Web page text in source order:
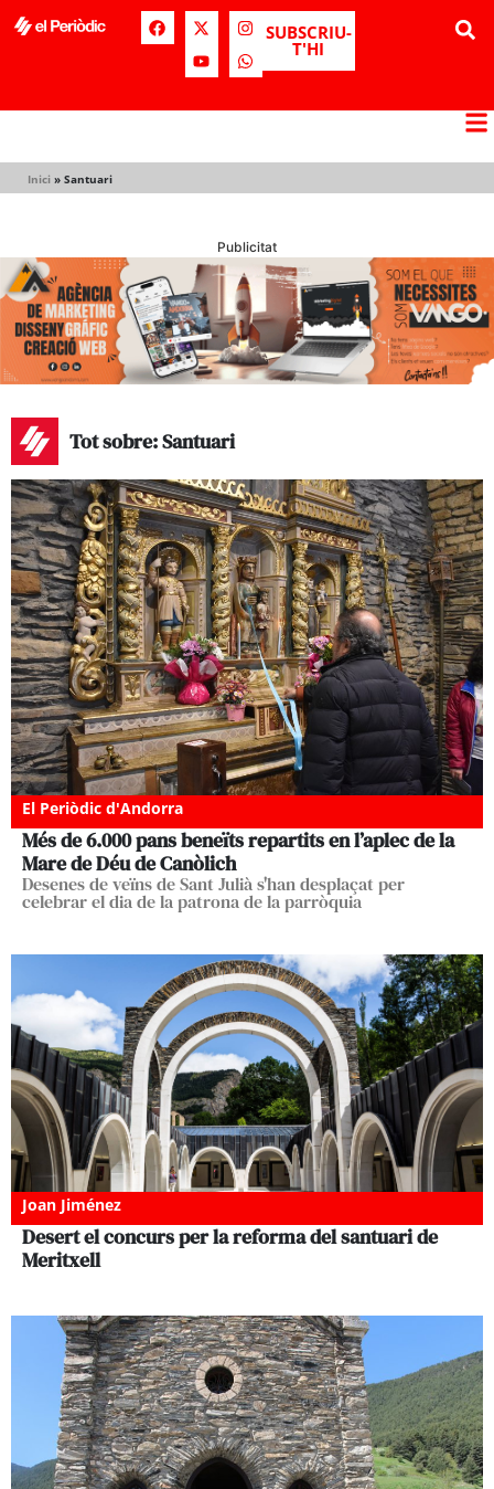
SUBSCRIU-
T'HI
Inici » Santuari
Publicitat
Tot sobre: Santuari
El Periòdic d'Andorra
Més de 6.000 pans beneïts repartits en l’aplec de la
Mare de Déu de Canòlich
Desenes de veïns de Sant Julià s'han desplaçat per
celebrar el dia de la patrona de la parròquia
Joan Jiménez
Desert el concurs per la reforma del santuari de
Meritxell